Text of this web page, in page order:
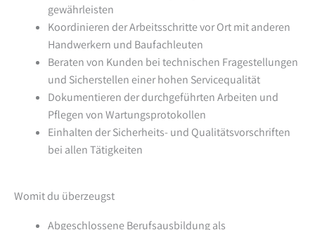
gewährleisten
Koordinieren der Arbeitsschritte vor Ort mit anderen
Handwerkern und Baufachleuten
Beraten von Kunden bei technischen Fragestellungen
und Sicherstellen einer hohen Servicequalität
Dokumentieren der durchgeführten Arbeiten und
Pflegen von Wartungsprotokollen
Einhalten der Sicherheits- und Qualitätsvorschriften
bei allen Tätigkeiten
Womit du überzeugst
Abgeschlossene Berufsausbildung als